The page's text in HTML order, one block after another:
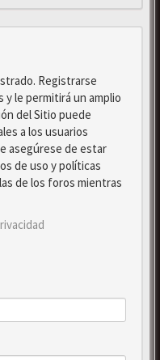
Registrarse
y le permitirá un amplio
del Sitio puede
a los usuarios
asegúrese de estar
de uso y políticas
de los foros mientras